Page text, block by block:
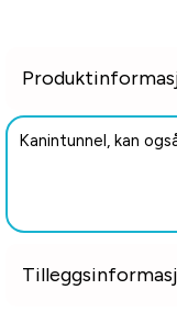
Kanintunnel, kan